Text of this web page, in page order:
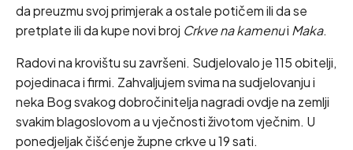
da preuzmu svoj primjerak a ostale potičem ili da se
pretplate ili da kupe novi broj Crkve na kamenui Maka.
Radovi na krovištu su završeni. Sudjelovalo je 115 obitelji,
pojedinaca i firmi. Zahvaljujem svima na sudjelovanju i
neka Bog svakog dobročinitelja nagradi ovdje na zemlji
svakim blagoslovom a u vječnosti životom vječnim. U
ponedjeljak čišćenje župne crkve u 19 sati.